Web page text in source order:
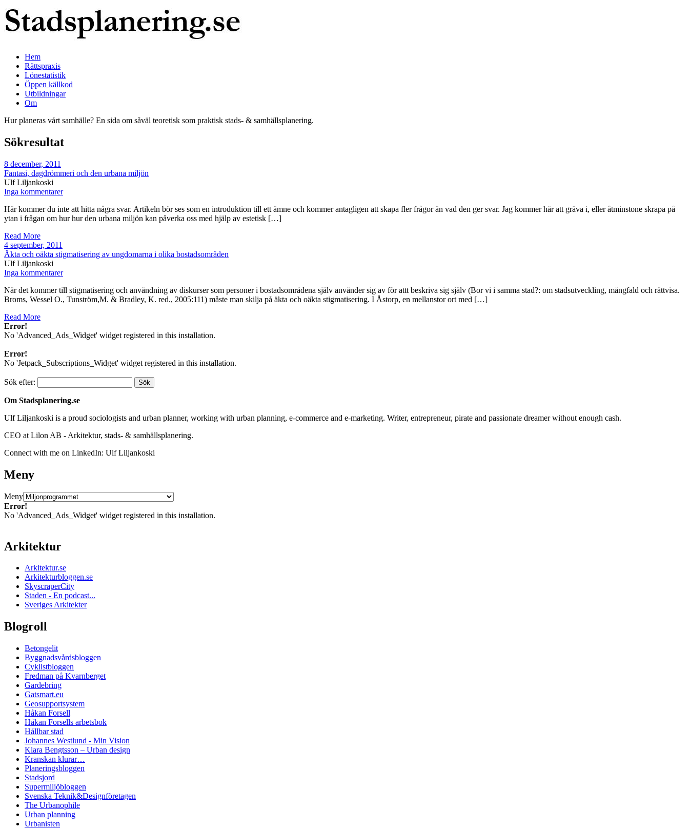
Hem
Rättspraxis
Lönestatistik
Öppen källkod
Utbildningar
Om
Hur planeras vårt samhälle? En sida om såväl teoretisk som praktisk stads- & samhällsplanering.
Sökresultat
8 december, 2011
Fantasi, dagdrömmeri och den urbana miljön
Ulf Liljankoski
Inga kommentarer
Här kommer du inte att hitta några svar. Artikeln bör ses som en introduktion till ett ämne och kommer antagligen att skapa fler frågor än vad den ger svar. Jag kommer här att gräva i, eller åtminstone skrapa på
ytan i frågan om hur hur den urbana miljön kan påverka oss med hjälp av estetisk […]
Read More
4 september, 2011
Äkta och oäkta stigmatisering av ungdomarna i olika bostadsområden
Ulf Liljankoski
Inga kommentarer
När det kommer till stigmatisering och användning av diskurser som personer i bostadsområdena själv använder sig av för attt beskriva sig själv (Bor vi i samma stad?: om stadsutveckling, mångfald och rättvisa.
Broms, Wessel O., Tunström,M. & Bradley, K. red., 2005:111) måste man skilja på äkta och oäkta stigmatisering. I Åstorp, en mellanstor ort med […]
Read More
Error!
No 'Advanced_Ads_Widget' widget registered in this installation.
Error!
No 'Jetpack_Subscriptions_Widget' widget registered in this installation.
Sök efter:
Om Stadsplanering.se
Ulf Liljankoski is a proud sociologists and urban planner, working with urban planning, e-commerce and e-marketing. Writer, entrepreneur, pirate and passionate dreamer without enough cash.
CEO at Lilon AB - Arkitektur, stads- & samhällsplanering.
Connect with me on LinkedIn: Ulf Liljankoski
Meny
Meny
Error!
No 'Advanced_Ads_Widget' widget registered in this installation.
Arkitektur
Arkitektur.se
Arkitekturbloggen.se
SkyscraperCity
Staden - En podcast...
Sveriges Arkitekter
Blogroll
Betongelit
Byggnadsvårdsbloggen
Cyklistbloggen
Fredman på Kvarnberget
Gardebring
Gatsmart.eu
Geosupportsystem
Håkan Forsell
Håkan Forsells arbetsbok
Hållbar stad
Johannes Westlund - Min Vision
Klara Bengtsson – Urban design
Kranskan klurar…
Planeringsbloggen
Stadsjord
Supermiljöbloggen
Svenska Teknik&Designföretagen
The Urbanophile
Urban planning
Urbanisten